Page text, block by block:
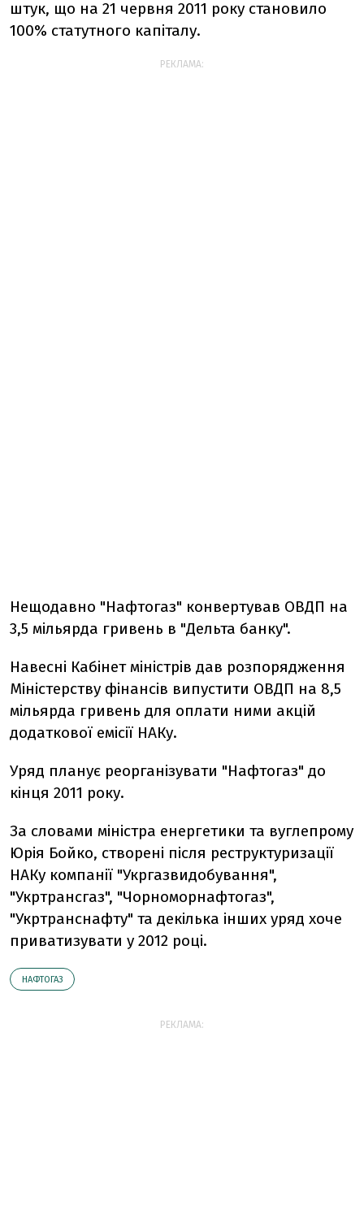
штук, що на 21 червня 2011 року становило
100% статутного капіталу.
РЕКЛАМА:
Нещодавно "Нафтогаз" конвертував ОВДП на
3,5 мільярда гривень в "Дельта банку".
Навесні Кабінет міністрів дав розпорядження
Міністерству фінансів випустити ОВДП на 8,5
мільярда гривень для оплати ними акцій
додаткової емісії НАКу.
Уряд планує реорганізувати "Нафтогаз" до
кінця 2011 року.
За словами міністра енергетики та вуглепрому
Юрія Бойко, створені після реструктуризації
НАКу компанії "Укргазвидобування",
"Укртрансгаз", "Чорноморнафтогаз",
"Укртранснафту" та декілька інших уряд хоче
приватизувати у 2012 році.
НАФТОГАЗ
РЕКЛАМА: